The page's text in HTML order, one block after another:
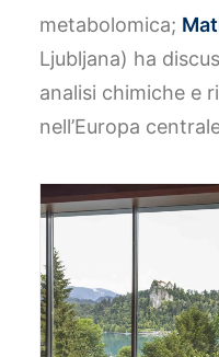
metabolomica;
Ljubljana) ha
analisi chimiche e
nell’Europa